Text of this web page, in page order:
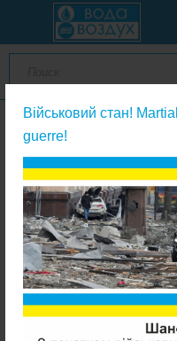
Військовий стан!
guerre!
Фильтры с сменным
ATLAS filtri DP 10 Duo 1